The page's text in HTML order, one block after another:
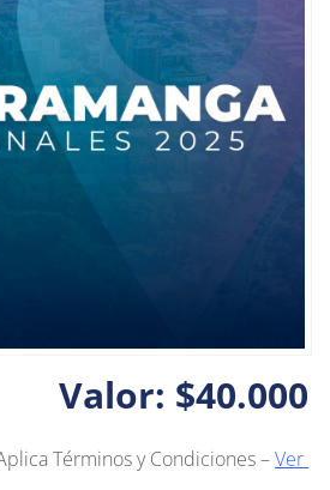
Valor: $40.000
Términos y Condiciones –Ver